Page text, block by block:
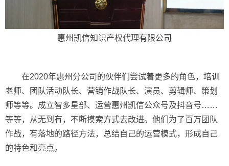
惠州凯信知识产权代理有限公司
在2020年惠州分公司的伙伴们尝试着更多的角色，培训
老师、团队活动队长、营销作战队长、演员、剪辑师、策划
师等等。成立智多星部、运营惠州凯信公众号及抖音号……
等等，从无到有，不断摸索方式去改进。他们为了百万团队
作战，有落地的路径方法，总结自己的运营模式，形成自己
的特色和亮点。